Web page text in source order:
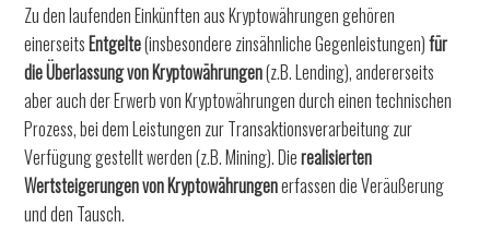
Zu den laufenden Einkünften aus Kryptowährungen gehören
einerseitsEntgelte(insbesondere zinsähnliche Gegenleistungen)für
die Überlassung von Kryptowährungen(z.B. Lending), andererseits
aber auch der Erwerb von Kryptowährungen durch einen technischen
Prozess, bei dem Leistungen zur Transaktionsverarbeitung zur
Verfügung gestellt werden (z.B. Mining). Dierealisierten
Wertsteigerungen von Kryptowährungenerfassen die Veräußerung
und den Tausch.